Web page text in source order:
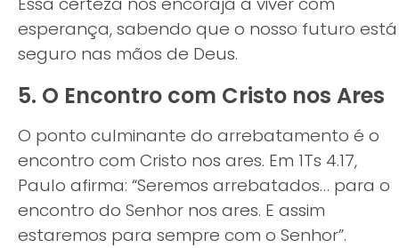
esperança, sabendo que o nosso futuro está
seguro nas mãos de Deus.
5. O Encontro com Cristo nos Ares
O ponto culminante do arrebatamento é o
encontro com Cristo nos ares. Em 1Ts 4.17,
Paulo afirma: “Seremos arrebatados… para o
encontro do Senhor nos ares. E assim
estaremos para sempre com o Senhor”.